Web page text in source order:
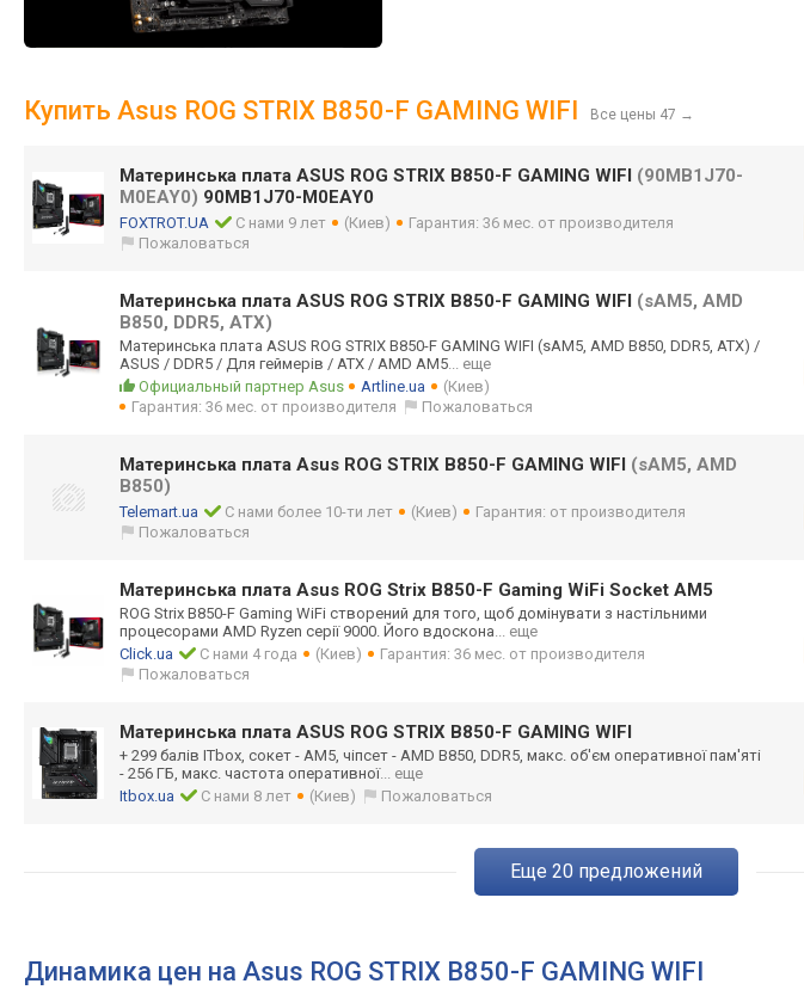
Купить Asus ROG STRIX B850-F GAMING WIFI Все цены 47 →
Материнська плата ASUS ROG STRIX B850-F GAMING WIFI (90MB1J70-
M0EAY0) 90MB1J70-M0EAY0
FOXTROT.UA С нами 9 лет (Киев)
Гарантия: 36 мес. от производителя
Пожаловаться
Материнська плата ASUS ROG STRIX B850-F GAMING WIFI (sAM5, AMD
B850, DDR5, ATX)
Материнська плата ASUS ROG STRIX B850-F GAMING WIFI (sAM5, AMD B850, DDR5, ATX) /
ASUS / DDR5 / Для геймерів / ATX / AMD AM5... еще
Официальный партнер Asus
Artline.ua
(Киев)
Гарантия: 36 мес. от производителя
Пожаловаться
Материнська плата Asus ROG STRIX B850-F GAMING WIFI (sAM5, AMD
B850)
Telemart.ua С нами более 10-ти лет (Киев)
Гарантия: от производителя
Пожаловаться
Материнська плата Asus ROG Strix B850-F Gaming WiFi Socket AM5
ROG Strix B850-F Gaming WiFi створений для того, щоб домінувати з настільними
процесорами AMD Ryzen серії 9000. Його вдоскона... еще
Click.ua
С нами 4 года (Киев)
Гарантия: 36 мес. от производителя
Пожаловаться
Материнська плата ASUS ROG STRIX B850-F GAMING WIFI
+ 299 балів ITbox, сокет - AM5, чіпсет - AMD B850, DDR5, макс. об'єм оперативної пам'яті
- 256 ГБ, макс. частота оперативної... еще
Itbox.ua
С нами 8 лет (Киев) Пожаловаться
eще 20предложений
Динамика цен на Asus ROG STRIX B850-F GAMING WIFI